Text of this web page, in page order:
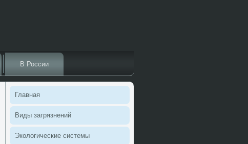
В России
Главная
Виды загрязнений
Эколοгические системы